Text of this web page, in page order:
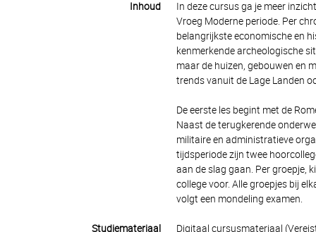
Inhoud
In deze cursus ga je meer
Vroeg Moderne periode. Per
belangrijkste economische en
kenmerkende archeologische
maar de huizen, gebouwen en
trends vanuit de Lage Landen
De eerste les begint met de
Naast de terugkerende
militaire en administratieve
tijdsperiode zijn twee
aan de slag gaan. Per groepje,
college voor. Alle groepjes bij
volgt een mondeling examen.
Studiemateriaal
Digitaal cursusmateriaal